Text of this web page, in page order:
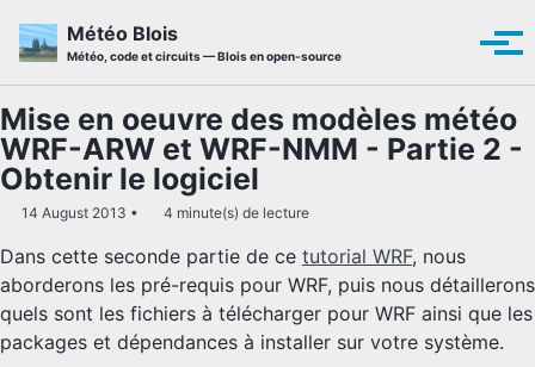
Météo Blois
Météo, code et circuits — Blois en open-source
Mise en oeuvre des modèles météo
WRF-ARW et WRF-NMM - Partie 2 -
Obtenir le logiciel
14 August 2013 4 minute(s) de lecture
Dans cette seconde partie de ce tutorial WRF, nous
aborderons les pré-requis pour WRF, puis nous détaillerons
quels sont les fichiers à télécharger pour WRF ainsi que les
packages et dépendances à installer sur votre système.